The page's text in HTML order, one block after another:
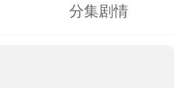
分集剧情